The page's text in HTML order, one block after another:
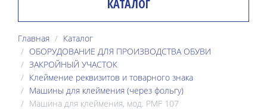
КАТАЛОГ
Главная
Каталог
ОБОРУДОВАНИЕ ДЛЯ ПРОИЗВОДСТВА ОБУВИ
ЗАКРОЙНЫЙ УЧАСТОК
Клеймение реквизитов и товарного знака
Машины для клеймения (через фольгу)
Машина для клеймения, мод. PMF 107